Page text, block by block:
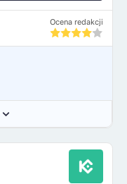
Ocena redakcji